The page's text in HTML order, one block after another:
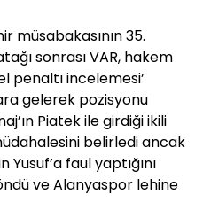
müsabakasının 35.
sonrası VAR, hakem
penaltı incelemesi’
gelerek pozisyonu
Piatek ile girdiği ikili
belirledi ancak
faul yaptığını
ve Alanyaspor lehine